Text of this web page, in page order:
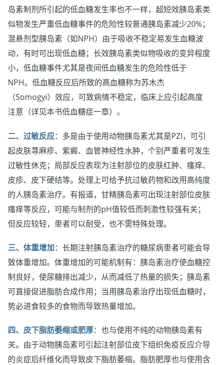
岛素制剂所引起的低血糖发生率也不一样，超短效胰岛素类
似物发生严重低血糖事件的危险性较普通胰岛素减少20%；
混悬剂型胰岛素（如NPH）由于吸收不稳定易发生血糖波
动，有时可出现低血糖；长效胰岛素类似物吸收的变异程度
小，低血糖事件尤其是夜间低血糖发生的危险性低于
NPH。低血糖反应后所致的高血糖称为苏木杰
（Somogyi）效应，可致病情不稳定，临床上应引起高度
注意（详见本书低血糖症一章）。
二、过敏反应：多是由于使用动物胰岛素尤其是PZI，可引
起皮肤荨麻疹、紫癜、血管神经性水肿，个别严重者可发生
过敏性休克；局部反应表现为注射部位的皮肤红肿、瘙痒、
皮疹、皮下硬结等。处理上可给予抗过敏药物和改用高纯度
的人胰岛素治疗。有报道，甘精胰岛素可出现注射部位皮肤
瘙痒等反应，可能与制剂的pH值较低而刺激性较强有关；
但反应较轻，患者可以耐受，也不需特殊处理。
三、体重增加：长期注射胰岛素治疗的糖尿病患者可能会导
致体重增加。体重增加的可能机制有：胰岛素治疗使血糖控
制良好，使尿糖排出减少，从而减低了热量的损失；胰岛素
可直接促进脂肪合成作用；当用胰岛素治疗出现低血糖时，
势必进食较多的食物而导致热量增加。
四、皮下脂肪萎缩或肥厚：也与使用不纯的动物胰岛素有
关。由于动物胰岛素可引起注射部位皮下组织免疫反应介导
的炎症后纤维化而导致皮下脂肪萎缩。脂肪肥厚也与使用含